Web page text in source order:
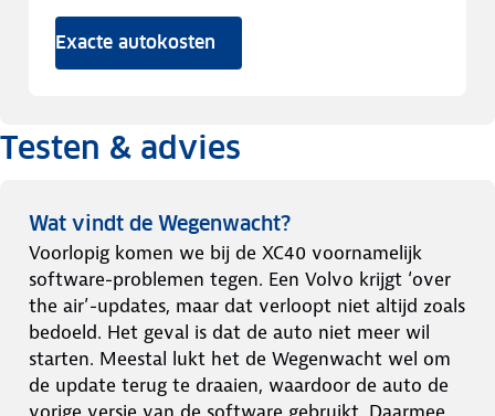
Exacte autokosten
Testen & advies
Wat vindt de Wegenwacht?
Voorlopig komen we bij de XC40 voornamelijk
software-problemen tegen. Een Volvo krijgt ‘over
the air’-updates, maar dat verloopt niet altijd zoals
bedoeld. Het geval is dat de auto niet meer wil
starten. Meestal lukt het de Wegenwacht wel om
de update terug te draaien, waardoor de auto de